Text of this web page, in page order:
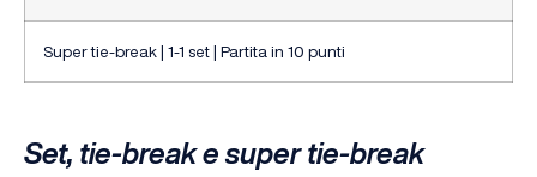
Super tie-break | 1-1 set | Partita in 10 punti
Set, tie-break e super tie-break